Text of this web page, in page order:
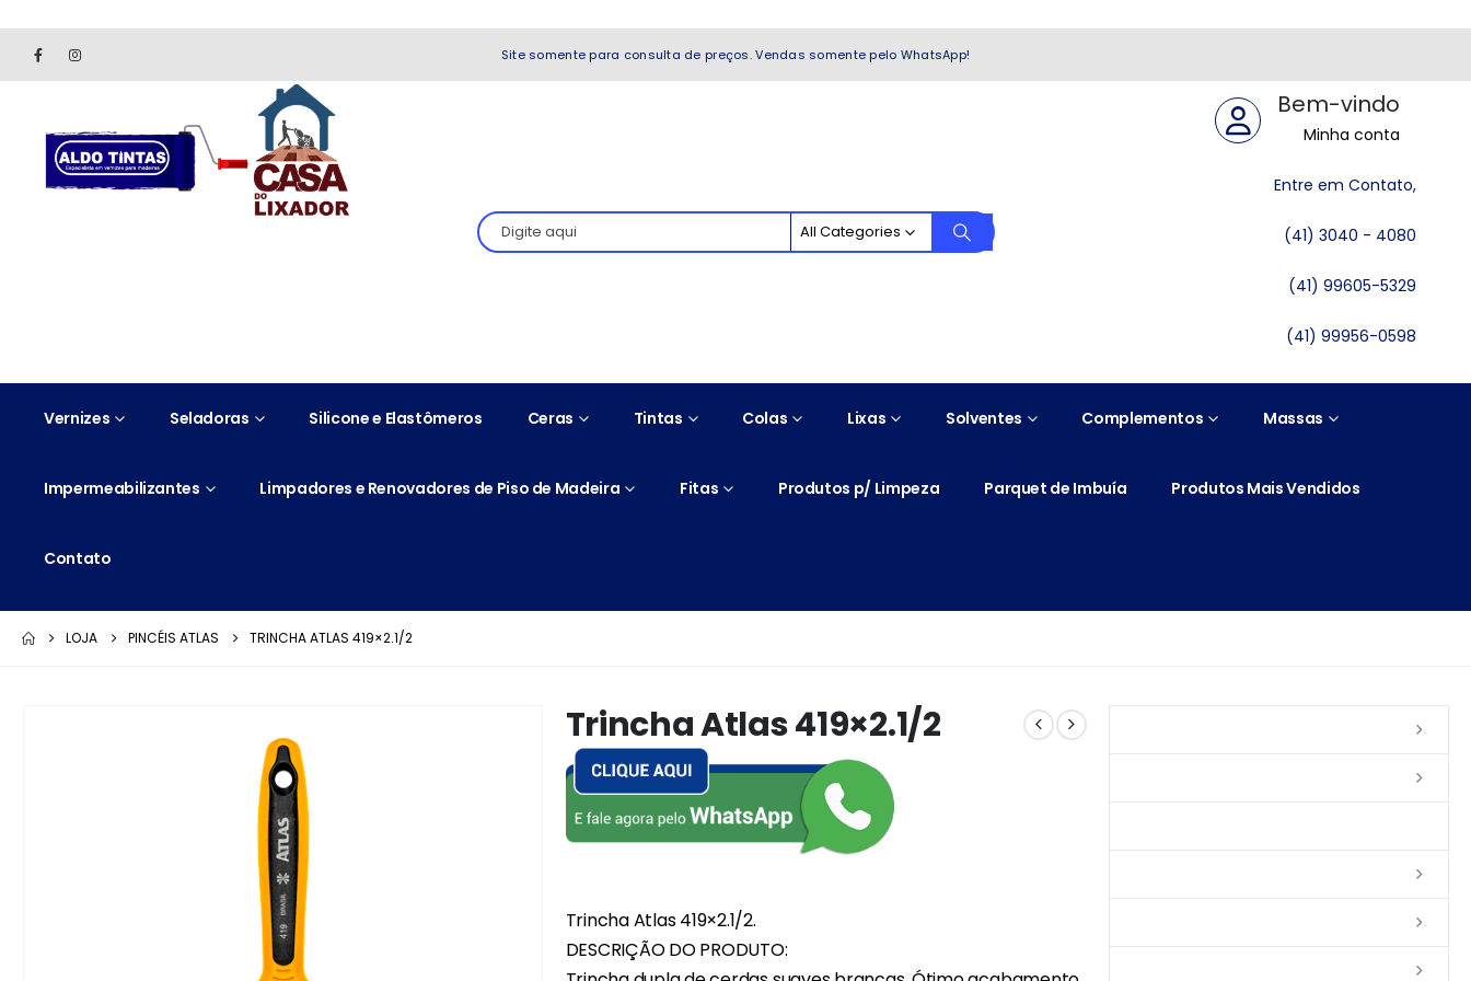
Site somente para consulta de preços. Vendas somente pelo WhatsApp!
All Categories
Bem-vindo
Minha conta
Entre em Contato,
(41) 3040 - 4080
(41) 99605-5329
(41) 99956-0598
Vernizes Seladoras Silicone e Elastômeros Ceras Tintas Colas Lixas Solventes Complementos Massas
Impermeabilizantes Limpadores e Renovadores de Piso de Madeira Fitas Produtos p/ Limpeza Parquet de Imbuía Produtos Mais Vendidos
Contato
LOJA PINCÉIS ATLAS TRINCHA ATLAS 419×2.1/2
Trincha Atlas 419×2.1/2
Trincha Atlas 419×2.1/2.
DESCRIÇÃO DO PRODUTO: